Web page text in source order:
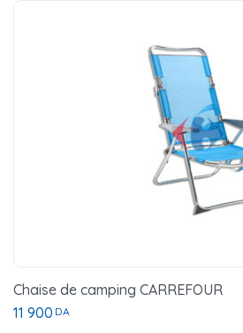
Chaise de camping CARREFOUR
11 900 DA